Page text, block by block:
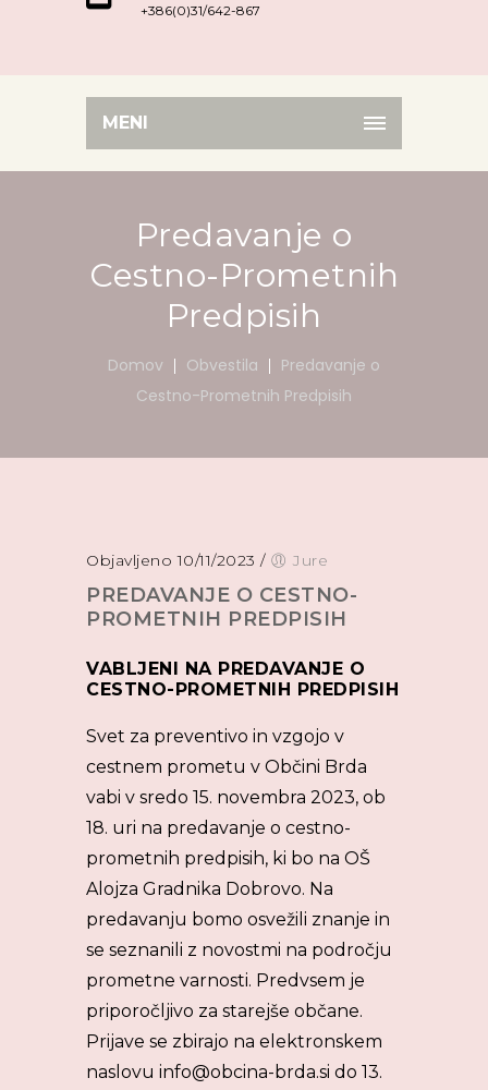
+386(0)31/642-867
MENI
Predavanje o
Cestno-Prometnih
Predpisih
Domov Obvestila
Predavanje o
Cestno-Prometnih Predpisih
Objavljeno 10/11/2023 / Jure
PREDAVANJE O CESTNO-
PROMETNIH PREDPISIH
VABLJENI NA PREDAVANJE O
CESTNO-PROMETNIH PREDPISIH
Svet za preventivo in vzgojo v
cestnem prometu v Občini Brda
vabi v sredo 15. novembra 2023, ob
18. uri na predavanje o cestno-
prometnih predpisih, ki bo na OŠ
Alojza Gradnika Dobrovo. Na
predavanju bomo osvežili znanje in
se seznanili z novostmi na področju
prometne varnosti. Predvsem je
priporočljivo za starejše občane.
Prijave se zbirajo na elektronskem
naslovu info@obcina-brda.si do 13.